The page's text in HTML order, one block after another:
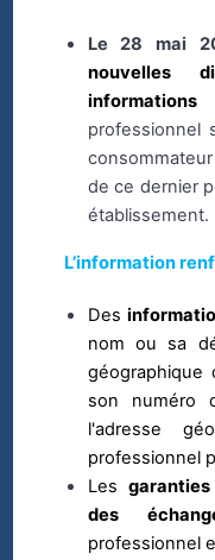
Le 28 mai
nouvelles
professionnel
de ce dernier
établissement.
L’information
Des
nom ou sa
géographique
son numéro
l'adresse
professionnel
Les
des
professionnel